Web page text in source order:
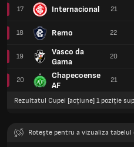
17 Internacional
18 Remo
19
Vasco da
Gama
20
Chapecoense
AF
21
22
20
21
Rezultatul Cupei [acțiune] 1 poziție
Rotește pentru a vizualiza tabelul